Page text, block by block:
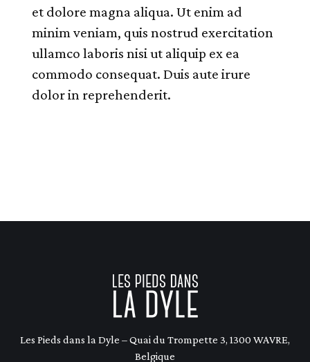
et dolore magna aliqua. Ut enim ad
minim veniam, quis nostrud exercitation
ullamco laboris nisi ut aliquip ex ea
commodo consequat. Duis aute irure
dolor in reprehenderit.
Les Pieds dans la Dyle – Quai du Trompette 3, 1300 WAVRE,
Belgique